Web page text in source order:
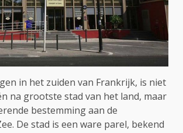
in het zuiden van Frankrijk, is niet
na grootste stad van het land, maar
bestemming aan de
De stad is een ware parel, bekend